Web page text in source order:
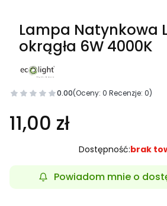
Lampa Natynkowa
okrągła 6W 4000K
0.00(Oceny: 0 Recenzje: 0)
11,00 zł
Dostępność:brak
Powiadom mnie o